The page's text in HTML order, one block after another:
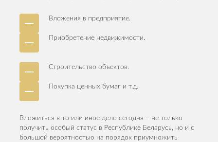
Вложения в предприятие.
Приобретение недвижимости.
Строительство объектов.
Покупка ценных бумаг и т.д.
Вложиться в то или иное дело сегодня – не только
получить особый статус в Республике Беларусь, но и с
большой вероятностью на порядок приумножить